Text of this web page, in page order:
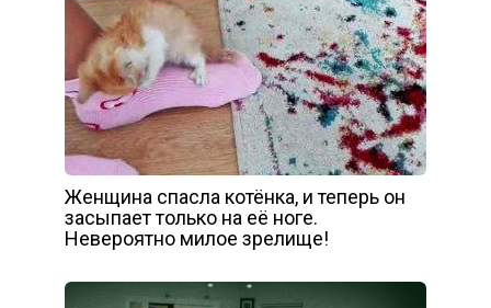
Женщина спасла котёнка, и теперь он
засыпает только на её ноге.
Невероятно милое зрелище!